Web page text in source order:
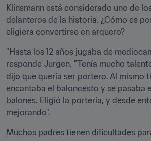
Klinsmann está considerado uno de
delanteros de la historia. ¿Cómo es
eligiera convertirse en arquero?
"Hasta los 12 años jugaba de
responde Jurgen. "Tenía mucho
dijo que quería ser portero. Al mismo
encantaba el baloncesto y se pasaba
balones. Eligió la portería, y desde
mejorando".
Muchos padres tienen dificultades